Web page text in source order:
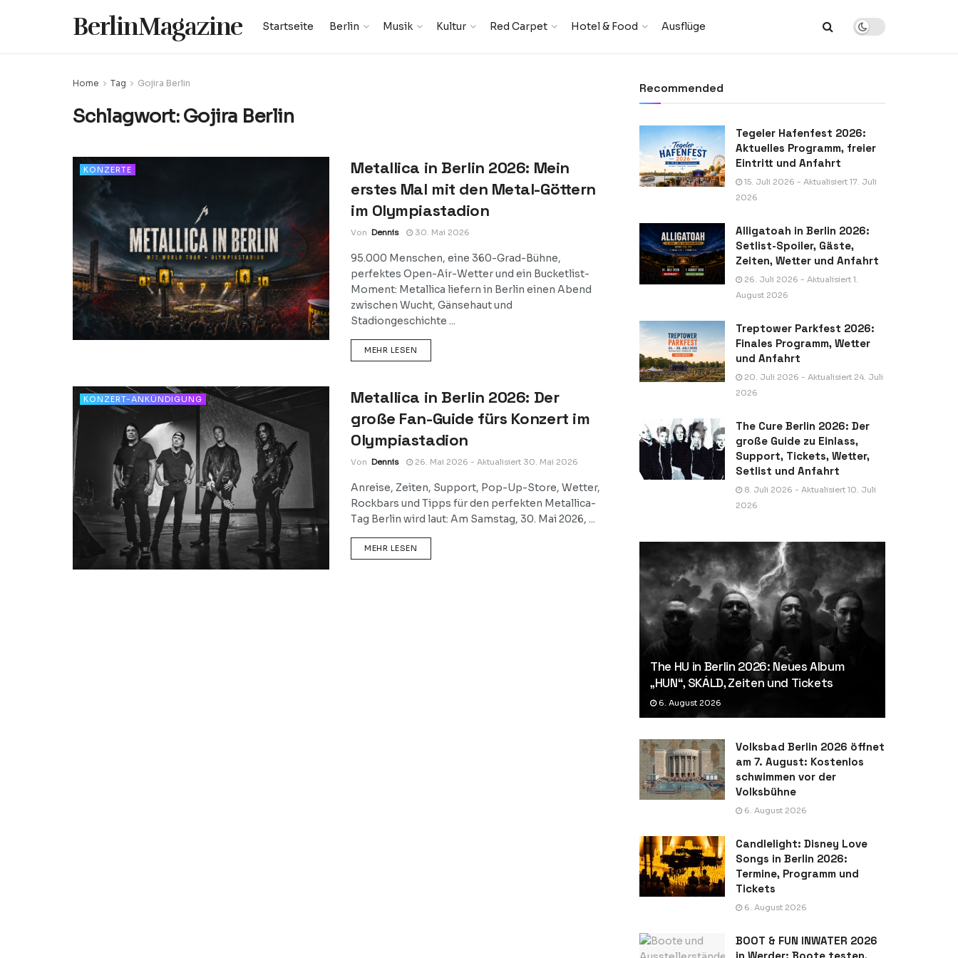
BerlinMagazine Startseite Berlin Musik Kultur Red Carpet Hotel & Food Ausflüge
Home Tag Gojira Berlin
Schlagwort:Gojira Berlin
KONZERTE
Metallica in Berlin 2026: Mein
erstes Mal mit den Metal-Göttern
im Olympiastadion
Von Dennis 30. Mai 2026
95.000 Menschen, eine 360-Grad-Bühne,
perfektes Open-Air-Wetter und ein Bucketlist-
Moment: Metallica liefern in Berlin einen Abend
zwischen Wucht, Gänsehaut und
Stadiongeschichte ...
MEHR LESEN
KONZERT-ANKÜNDIGUNG
Metallica in Berlin 2026: Der
große Fan-Guide fürs Konzert im
Olympiastadion
Von Dennis 26. Mai 2026 - Aktualisiert 30. Mai 2026
Anreise, Zeiten, Support, Pop-Up-Store, Wetter,
Rockbars und Tipps für den perfekten Metallica-
Tag Berlin wird laut: Am Samstag, 30. Mai 2026, ...
MEHR LESEN
Recommended
Tegeler Hafenfest 2026:
Aktuelles Programm, freier
Eintritt und Anfahrt
15. Juli 2026 - Aktualisiert 17. Juli
2026
Alligatoah in Berlin 2026:
Setlist-Spoiler, Gäste,
Zeiten, Wetter und Anfahrt
26. Juli 2026 - Aktualisiert 1.
August 2026
Treptower Parkfest 2026:
Finales Programm, Wetter
und Anfahrt
20. Juli 2026 - Aktualisiert 24. Juli
2026
The Cure Berlin 2026: Der
große Guide zu Einlass,
Support, Tickets, Wetter,
Setlist und Anfahrt
8. Juli 2026 - Aktualisiert 10. Juli
2026
The HU in Berlin 2026: Neues Album
„HUN“, SKÁLD, Zeiten und Tickets
6. August 2026
Volksbad Berlin 2026 öffnet
am 7. August: Kostenlos
schwimmen vor der
Volksbühne
6. August 2026
Candlelight: Disney Love
Songs in Berlin 2026:
Termine, Programm und
Tickets
6. August 2026
BOOT & FUN INWATER 2026
in Werder: Boote testen,